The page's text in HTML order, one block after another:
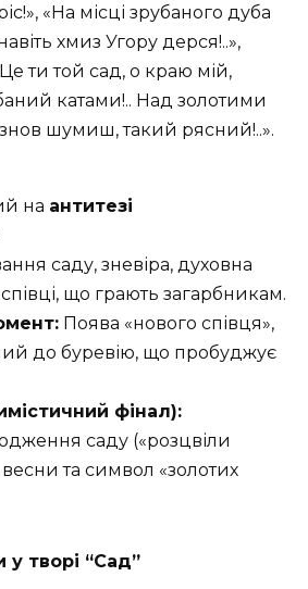
«На місці зрубаного дуба
хмиз Угору дерся!..»,
ти той сад, о краю мій,
катами!.. Над золотими
шумиш, такий рясний!..».
на антитезі
саду, зневіра, духовна
що грають загарбникам.
Поява «нового співця»,
до буревію, що пробуджує
фінал):
саду («розцвіли
та символ «золотих
творі “Сад”